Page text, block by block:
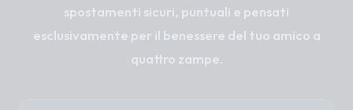
spostamenti sicuri, puntuali e pensati
esclusivamente per il benessere del tuo amico a
quattro zampe.